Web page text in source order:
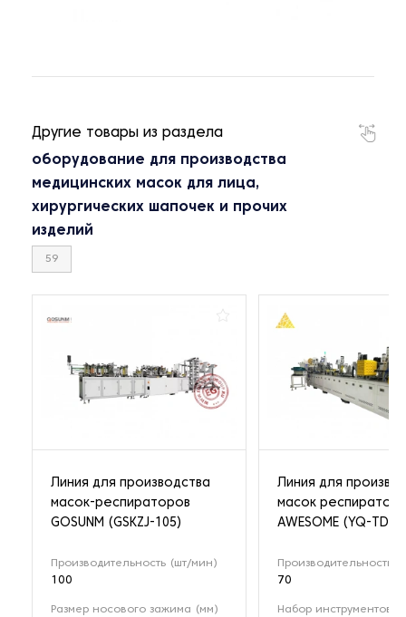
Другие товары из раздела
оборудование для производства
медицинских масок для лица,
хирургических шапочек и прочих
изделий
59
Линия для производства
масок-респираторов
GOSUNM (GSKZJ-105)
Производительность (шт/мин)
100
Размер носового зажима (мм)
Линия для
масок
AWESOME (YQ-TD-
Производительность
70
Набор инструментов